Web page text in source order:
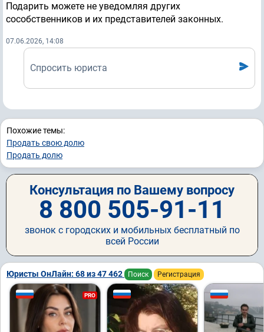
Подарить можете не уведомляя других
сособственников и их представителей законных.
07.06.2026, 14:08
Спросить юриста
Похожие темы:
Продать свою долю
Продать долю
Консультация по Вашему вопросу
8 800 505-91-11
звонок с городских и мобильных бесплатный по
всей России
Юристы ОнЛайн: 68 из 47 462 Поиск Регистрация
PRO